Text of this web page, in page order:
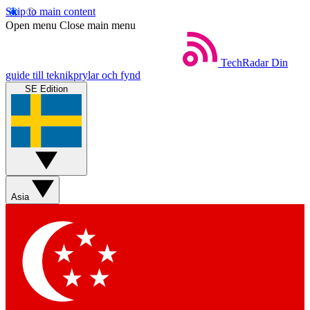
Skip to main content
Open menu Close main menu
TechRadar Din
guide till teknikprylar och fynd
SE Edition
Asia